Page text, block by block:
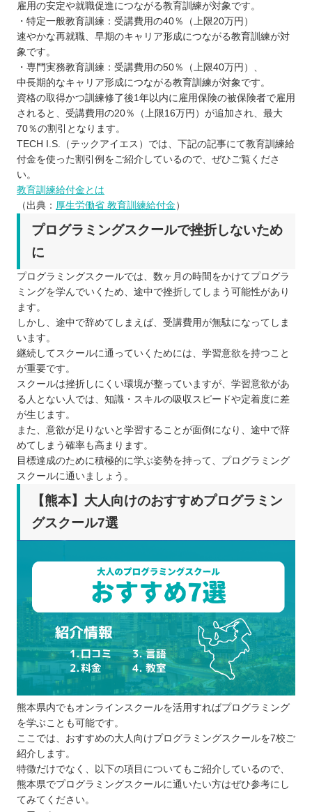
雇用の安定や就職促進につながる教育訓練が対象です。
・特定一般教育訓練：受講費用の40％（上限20万円）
速やかな再就職、早期のキャリア形成につながる教育訓練が対
象です。
・専門実務教育訓練：受講費用の50％（上限40万円）、
中長期的なキャリア形成につながる教育訓練が対象です。
資格の取得かつ訓練修了後1年以内に雇用保険の被保険者で雇用
されると、受講費用の20％（上限16万円）が追加され、最大
70％の割引となります。
TECH I.S.（テックアイエス）では、下記の記事にて教育訓練給
付金を使った割引例をご紹介しているので、ぜひご覧くださ
い。
教育訓練給付金とは
（出典： 厚生労働省 教育訓練給付金 ）
プログラミングスクールで挫折しないため
に
プログラミングスクールでは、数ヶ月の時間をかけてプログラ
ミングを学んでいくため、途中で挫折してしまう可能性があり
ます。
しかし、途中で辞めてしまえば、受講費用が無駄になってしま
います。
継続してスクールに通っていくためには、学習意欲を持つこと
が重要です。
スクールは挫折しにくい環境が整っていますが、学習意欲があ
る人とない人では、知識・スキルの吸収スピードや定着度に差
が生じます。
また、意欲が足りないと学習することが面倒になり、途中で辞
めてしまう確率も高まります。
目標達成のために積極的に学ぶ姿勢を持って、プログラミング
スクールに通いましょう。
【熊本】大人向けのおすすめプログラミン
グスクール7選
熊本県内でもオンラインスクールを活用すればプログラミング
を学ぶことも可能です。
ここでは、おすすめの大人向けプログラミングスクールを7校ご
紹介します。
特徴だけでなく、以下の項目についてもご紹介しているので、
熊本県でプログラミングスクールに通いたい方はぜひ参考にし
てみてください。